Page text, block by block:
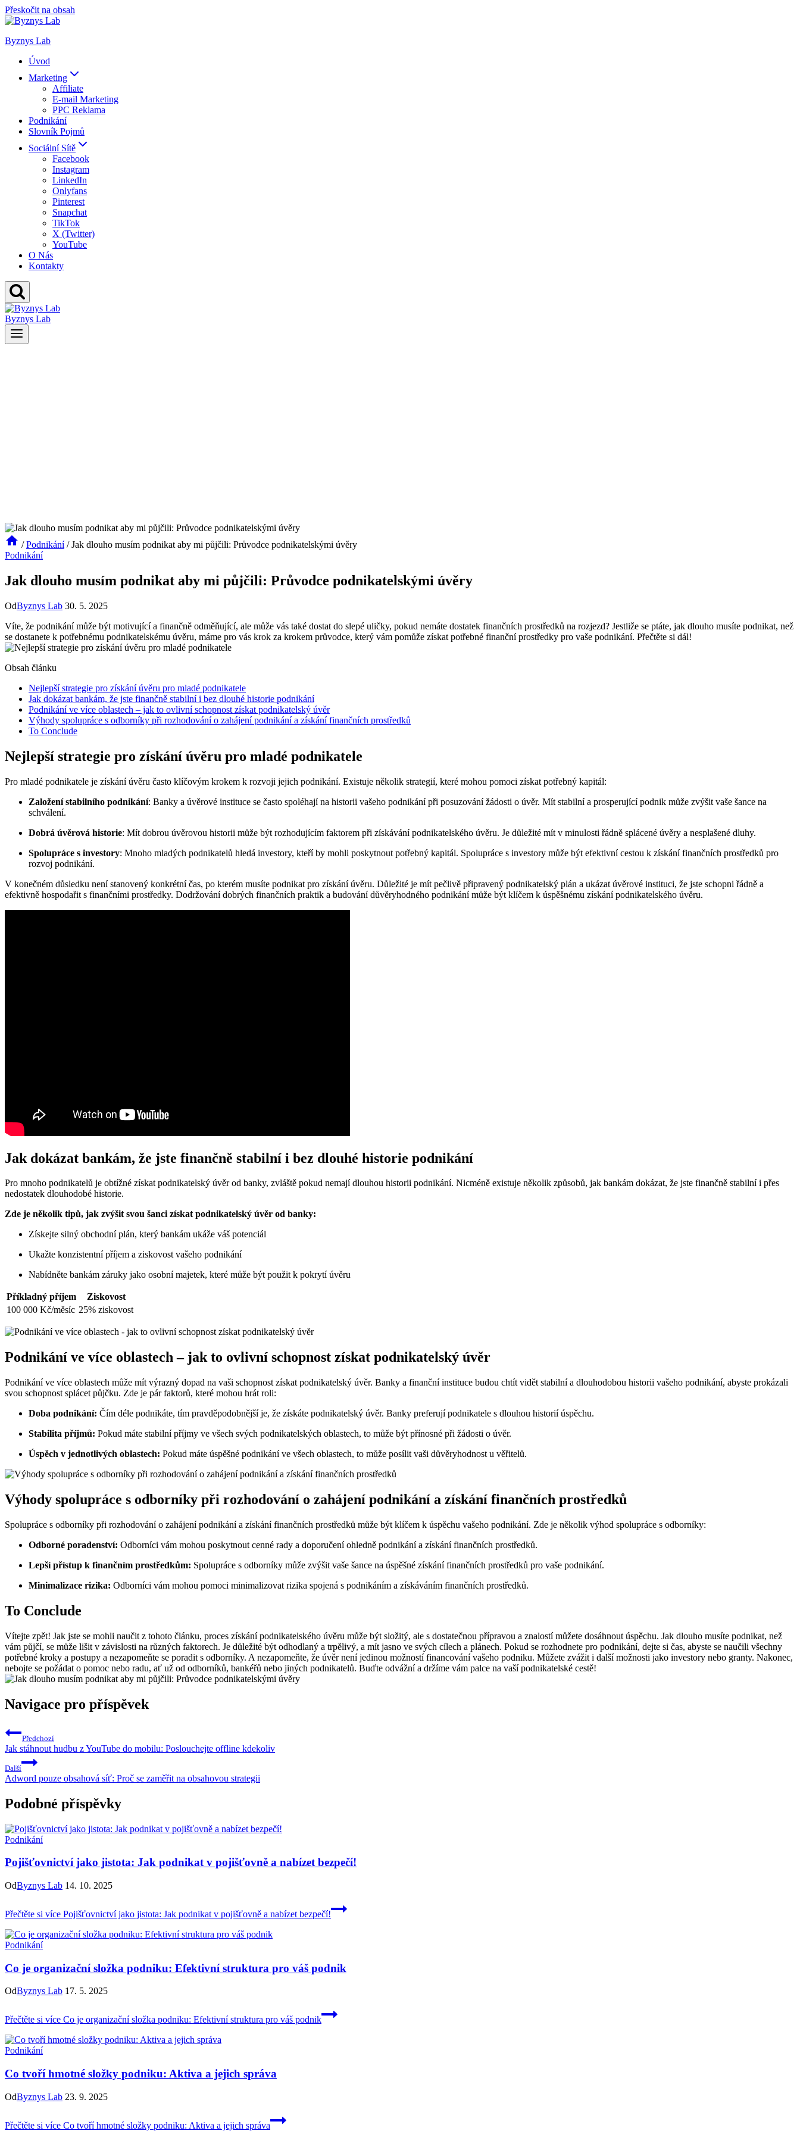
Přeskočit na obsah
Byznys Lab
Úvod
Marketing
Affiliate
E-mail Marketing
PPC Reklama
Podnikání
Slovník Pojmů
Sociální Sítě
Facebook
Instagram
LinkedIn
Onlyfans
Pinterest
Snapchat
TikTok
X (Twitter)
YouTube
O Nás
Kontakty
Byznys Lab
/ Podnikání / Jak dlouho musím podnikat aby mi půjčili: Průvodce podnikatelskými úvěry
Podnikání
Jak dlouho musím podnikat aby mi půjčili: Průvodce podnikatelskými úvěry
OdByznys Lab 30. 5. 2025
Víte, že podnikání může být motivující a finančně odměňující, ale může vás také dostat do slepé uličky, pokud nemáte dostatek finančních prostředků na rozjezd? Jestliže se ptáte, jak dlouho musíte podnikat, než
se dostanete k potřebnému podnikatelskému úvěru, máme pro vás krok za krokem průvodce, který vám pomůže získat potřebné finanční prostředky pro vaše podnikání. Přečtěte si dál!
Obsah článku
Nejlepší strategie pro získání úvěru pro mladé podnikatele
Jak dokázat bankám, že jste finančně stabilní i bez dlouhé historie podnikání
Podnikání ve více oblastech – jak to ovlivní schopnost získat podnikatelský úvěr
Výhody spolupráce s odborníky při rozhodování o zahájení podnikání a získání finančních prostředků
To Conclude
Nejlepší strategie pro získání úvěru pro mladé podnikatele
Pro mladé podnikatele je získání úvěru často klíčovým krokem k rozvoji jejich podnikání. Existuje několik strategií, které mohou pomoci získat potřebný kapitál:
Založení stabilního podnikání: Banky a úvěrové instituce se často spoléhají na historii vašeho podnikání při posuzování žádosti o úvěr. Mít stabilní a prosperující podnik může zvýšit vaše šance na
schválení.
Dobrá úvěrová historie: Mít dobrou úvěrovou historii může být rozhodujícím faktorem při získávání podnikatelského úvěru. Je důležité mít v minulosti řádně splácené úvěry a nesplašené dluhy.
Spolupráce s investory: Mnoho mladých podnikatelů hledá investory, kteří by mohli poskytnout potřebný kapitál. Spolupráce s investory může být efektivní cestou k získání finančních prostředků pro
rozvoj podnikání.
V konečném důsledku není stanovený konkrétní čas, po kterém musíte podnikat pro získání úvěru. Důležité je mít pečlivě připravený podnikatelský plán a ukázat úvěrové instituci, že jste schopni řádně a
efektivně hospodařit s finančními prostředky. Dodržování dobrých finančních praktik a budování důvěryhodného podnikání může být klíčem k úspěšnému získání podnikatelského úvěru.
Jak dokázat bankám, že jste finančně stabilní i bez dlouhé historie podnikání
Pro mnoho podnikatelů je obtížné získat podnikatelský úvěr od banky, zvláště pokud nemají dlouhou historii podnikání. Nicméně existuje několik způsobů, jak bankám dokázat, že jste finančně stabilní i přes
nedostatek dlouhodobé historie.
Zde je několik tipů, jak zvýšit svou šanci získat podnikatelský úvěr od banky:
Získejte silný obchodní plán, který bankám ukáže váš potenciál
Ukažte konzistentní příjem a ziskovost vašeho podnikání
Nabídněte bankám záruky jako osobní majetek, které může být použit k pokrytí úvěru
Příkladný příjem
Ziskovost
100 000 Kč/měsíc 25% ziskovost
Podnikání ve více oblastech – jak to ovlivní schopnost získat podnikatelský úvěr
Podnikání ve více oblastech může mít výrazný dopad na vaši schopnost získat podnikatelský úvěr. Banky a finanční instituce budou chtít vidět stabilní a dlouhodobou historii vašeho podnikání, abyste prokázali
svou schopnost splácet půjčku. Zde je pár faktorů, které mohou hrát roli:
Doba podnikání: Čím déle podnikáte, tím pravděpodobnější je, že získáte podnikatelský úvěr. Banky preferují podnikatele s dlouhou historií úspěchu.
Stabilita příjmů: Pokud máte stabilní příjmy ve všech svých podnikatelských oblastech, to může být přínosné při žádosti o úvěr.
Úspěch v jednotlivých oblastech: Pokud máte úspěšné podnikání ve všech oblastech, to může posílit vaši důvěryhodnost u věřitelů.
Výhody spolupráce s odborníky při rozhodování o zahájení podnikání a získání finančních prostředků
Spolupráce s odborníky při rozhodování o zahájení podnikání a získání finančních prostředků může být klíčem k úspěchu vašeho podnikání. Zde je několik výhod spolupráce s odborníky:
Odborné poradenství: Odborníci vám mohou poskytnout cenné rady a doporučení ohledně podnikání a získání finančních prostředků.
Lepší přístup k finančním prostředkům: Spolupráce s odborníky může zvýšit vaše šance na úspěšné získání finančních prostředků pro vaše podnikání.
Minimalizace rizika: Odborníci vám mohou pomoci minimalizovat rizika spojená s podnikáním a získáváním finančních prostředků.
To Conclude
Vítejte zpět! Jak jste se mohli naučit z tohoto článku, proces získání podnikatelského úvěru může být složitý, ale s dostatečnou přípravou a znalostí můžete dosáhnout úspěchu. Jak dlouho musíte podnikat, než
vám půjčí, se může lišit v závislosti na různých faktorech. Je důležité být odhodlaný a trpělivý, a mít jasno ve svých cílech a plánech. Pokud se rozhodnete pro podnikání, dejte si čas, abyste se naučili všechny
potřebné kroky a postupy a nezapomeňte se poradit s odborníky. A nezapomeňte, že úvěr není jedinou možností financování vašeho podniku. Můžete zvážit i další možnosti jako investory nebo granty. Nakonec,
nebojte se požádat o pomoc nebo radu, ať už od odborníků, bankéřů nebo jiných podnikatelů. Buďte odvážní a držíme vám palce na vaší podnikatelské cestě!
Navigace pro příspěvek
Předchozí
Jak stáhnout hudbu z YouTube do mobilu: Poslouchejte offline kdekoliv
Další
Adword pouze obsahová síť: Proč se zaměřit na obsahovou strategii
Podobné příspěvky
Podnikání
Pojišťovnictví jako jistota: Jak podnikat v pojišťovně a nabízet bezpečí!
OdByznys Lab 14. 10. 2025
Přečtěte si více Pojišťovnictví jako jistota: Jak podnikat v pojišťovně a nabízet bezpečí!
Podnikání
Co je organizační složka podniku: Efektivní struktura pro váš podnik
OdByznys Lab 17. 5. 2025
Přečtěte si více Co je organizační složka podniku: Efektivní struktura pro váš podnik
Podnikání
Co tvoří hmotné složky podniku: Aktiva a jejich správa
OdByznys Lab 23. 9. 2025
Přečtěte si více Co tvoří hmotné složky podniku: Aktiva a jejich správa